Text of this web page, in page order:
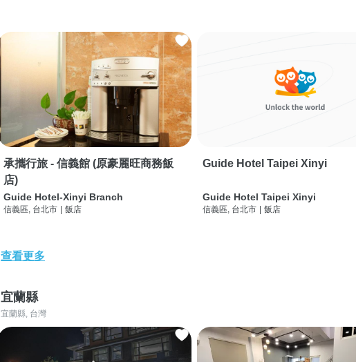
承攜行旅 - 信義館 (原豪麗旺商務飯
店)
Guide Hotel-Xinyi Branch
信義區, 台北市 | 飯店
Guide Hotel Taipei Xinyi
Guide Hotel Taipei Xinyi
信義區, 台北市 | 飯店
查看更多
宜蘭縣
宜蘭縣, 台灣